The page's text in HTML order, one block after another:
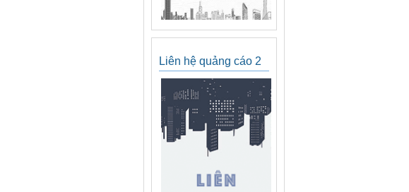
Liên hệ quảng cáo 2